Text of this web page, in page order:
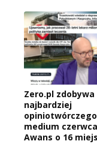
Zero.pl zdobywa
najbardziej
opiniotwórczego
medium
Awans o 16